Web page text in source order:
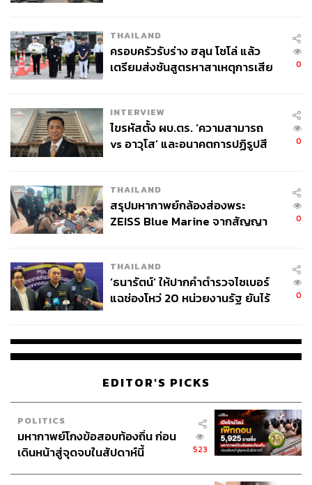
ABOUT THE AUTHOR
STANDARD
THAILAND
ครอบครัวรับร่าง ฮลุน โซโล่ แล้ว
เตรียมส่งชันสูตรหาสาเหตุการเสีย
0
INTERVIEW
ไขรหัสตั้ง ผบ.ตร. ‘ความสามารถ
vs อาวุโส’ และอนาคตการปฏิรูปสี
0
THAILAND
สรุปมหากาพย์กล้องส่องพระ
ZEISS Blue Marine จากสัญญา
จ่ายหนี้-แอบระบุแบรนด์
0
THAILAND
‘ธนารัตน์’ ให้ปากคำตำรวจไซเบอร์
แฉช่องโหว่ 20 หน่วยงานรัฐ ยันไร้
0
EDITOR'S PICKS
POLITICS
มหากาพย์โกงข้อสอบท้องถิ่น ก่อน
เดินหน้าสู่จุดจบในสัปดาห์นี้
523